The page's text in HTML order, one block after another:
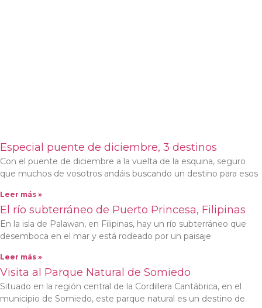
Especial puente de diciembre, 3 destinos
Con el puente de diciembre a la vuelta de la esquina, seguro
que muchos de vosotros andáis buscando un destino para esos
Leer más »
El río subterráneo de Puerto Princesa, Filipinas
En la isla de Palawan, en Filipinas, hay un río subterráneo que
desemboca en el mar y está rodeado por un paisaje
Leer más »
Visita al Parque Natural de Somiedo
Situado en la región central de la Cordillera Cantábrica, en el
municipio de Somiedo, este parque natural es un destino de